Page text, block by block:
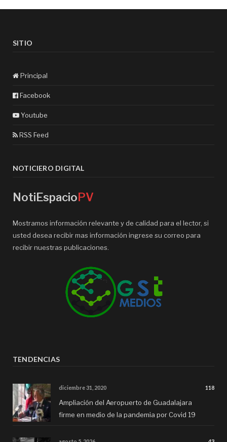
SITIO
Principal
Facebook
Youtube
RSS Feed
NOTICIERO DIGITAL
NotiEspacioPV
Mostramos información relevante y de calidad para el lector, si
usted desea recibir mas información ingrese su correo para
recibir nuestras publicaciones.
TENDENCIAS
diciembre 31, 2020 118
Ampliación del Aeropuerto de Guadalajara
firme en medio de la pandemia por Covid 19